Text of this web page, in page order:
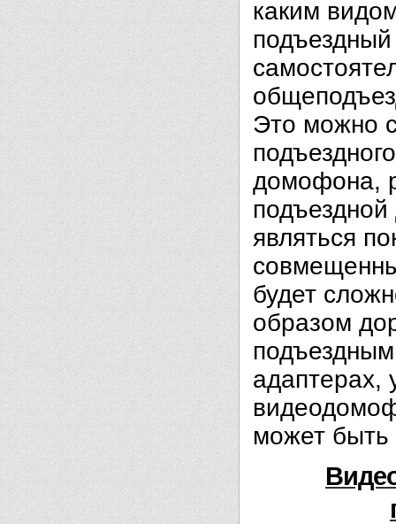
каким
Это можно
домофона,
являться
будет
образом
адаптерах,
может